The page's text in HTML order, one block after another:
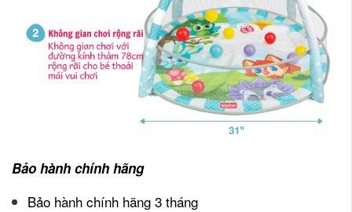
Bảo hành chính hãng
Bảo hành chính hãng 3 tháng